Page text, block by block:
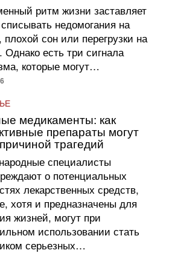
ритм жизни заставляет
недомогания на
плохой сон или перегрузки на
Однако есть три сигнала
которые могут…
медикаменты: как
препараты могут
трагедий
специалисты
о потенциальных
лекарственных средств,
хотя и предназначены для
жизней, могут при
использовании стать
серьезных…